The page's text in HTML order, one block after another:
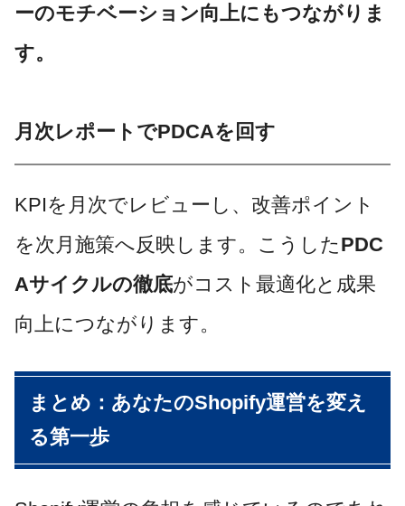
ーのモチベーション向上にもつながりま
す。
月次レポートでPDCAを回す
KPIを月次でレビューし、改善ポイント
を次月施策へ反映します。こうした PDC
Aサイクルの徹底がコスト最適化と成果
向上につながります。
まとめ：あなたのShopify運営を変え
る第一歩